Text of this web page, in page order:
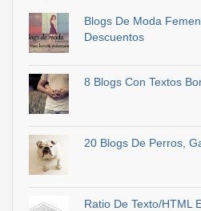
Blogs De Moda
Descuentos
8 Blogs Con Textos
20 Blogs De Perros,
Ratio De Texto/HTML